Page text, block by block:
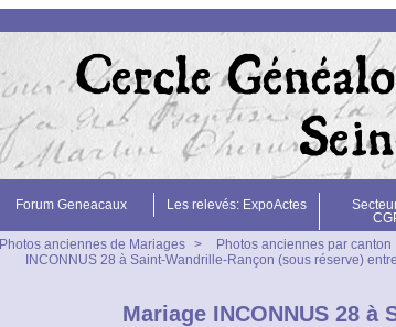
Forum Geneacaux Les relevés: ExpoActes
Photos anciennes de Mariages > Photos anciennes par canton
INCONNUS 28 à Saint-Wandrille-Rançon (sous réserve)
Mariage INCONNUS 28